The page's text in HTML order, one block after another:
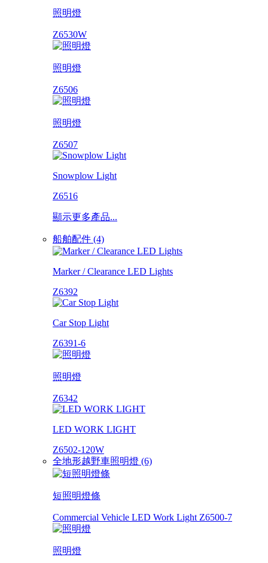
照明燈
Z6530W
照明燈
Z6506
照明燈
Z6507
Snowplow Light
Z6516
顯示更多產品...
船舶配件 (4)
Marker / Clearance LED Lights
Z6392
Car Stop Light
Z6391-6
照明燈
Z6342
LED WORK LIGHT
Z6502-120W
全地形越野車照明燈 (6)
短照明燈條
Commercial Vehicle LED Work Light Z6500-7
照明燈